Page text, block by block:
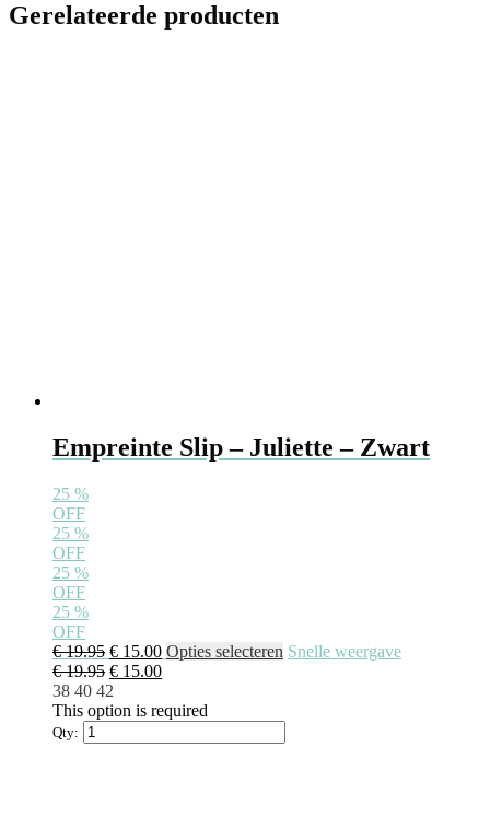
Gerelateerde producten
Empreinte Slip – Juliette – Zwart
25 %
OFF
25 %
OFF
25 %
OFF
25 %
OFF
€19.95 € 15.00 Opties selecteren Snelle weergave
€19.95 € 15.00
38 40 42
This option is required
Qty: